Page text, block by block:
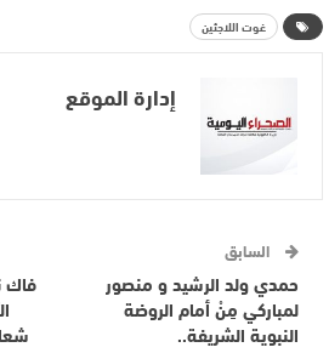
غوت اللاجئين
إدارة الموقع
السابق
حمدي ولد الرشيد و منصور
لمباركي مِنْ أمام الروضة
النبوية الشريفة..
فاك